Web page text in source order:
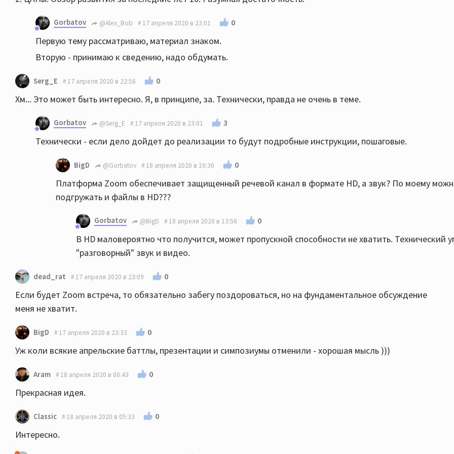
Gorbatov @Alex_Bob 17 апреля 2020 в 23:01 0
Первую тему рассматриваю, материал знаком.
Вторую - принимаю к сведению, надо обдумать.
Serg_E 17 апреля 2020 в 22:56 0
Хм... Это может быть интересно. Я, в принципе, за. Технически, правда не очень в теме.
Gorbatov @Serg_E 17 апреля 2020 в 23:01 3
Технически - если дело дойдет до реализации то будут подробные инструкции, пошаговые.
BigD @Gorbatov 18 апреля 2020 в 10:30 0
Платформа Zoom обеспечивает защищенный речевой канал в формате HD, а звук? По моему
подгружать и файлы в HD???
Gorbatov @BigD 18 апреля 2020 в 13:58 0
В HD маловероятно что получится, может пропускной способности не хватить. Технический
"разговорный" звук и видео.
dead_rat 17 апреля 2020 в 23:09 0
Если будет Zoom встреча, то обязательно забегу поздороваться, но на фундаментальное обсуждение
меня не хватит.
BigD 17 апреля 2020 в 23:33 0
Уж коли всякие апрельские баттлы, презентации и симпозиумы отменили - хорошая мысль )))
Aram 18 апреля 2020 в 00:43 0
Прекрасная идея.
Classic 18 апреля 2020 в 05:33 0
Интересно.